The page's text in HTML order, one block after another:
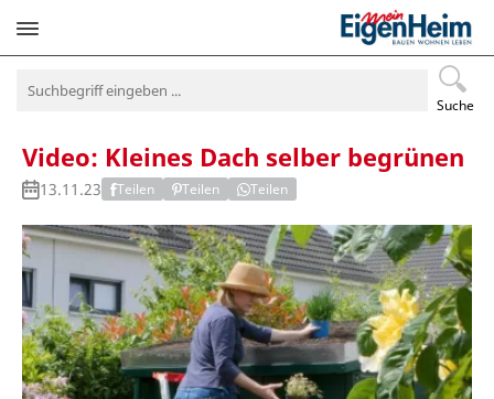
Suche
Navigation
Video: Kleines Dach selber begrünen
13.11.23 Teilen Teilen Teilen